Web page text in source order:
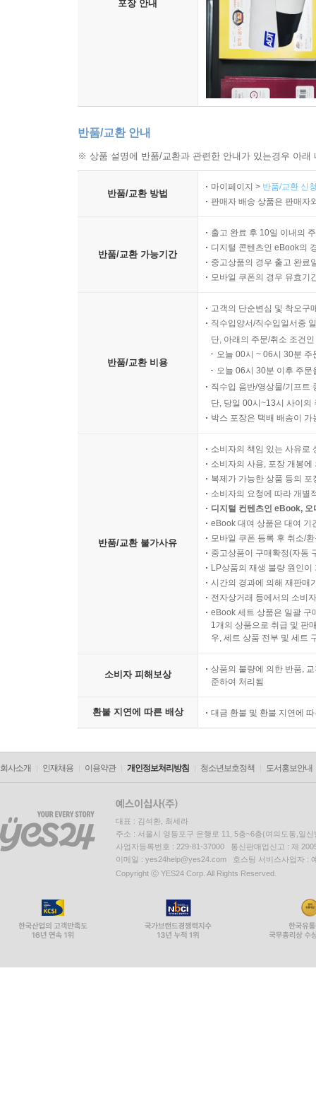
포장 안내
반품/교환 안내
※ 상품 설명에 반품/교환과 관련한 안내가 있는경우 아
반품/교환 방법
마이페이지 > 반품/교환 신
판매자 배송 상품은 판매자
반품/교환 가능기간
출고 완료 후 10일 이내의
디지털 콘텐츠인 eBook의
중고상품의 경우 출고 완료
모바일 쿠폰의 경우 유효기
반품/교환 비용
고객의 단순변심 및 착오구
직수입양서/직수입일서중
단, 아래의 주문/취소 조건
오늘 00시 ~ 06시 30분
오늘 06시 30분 이후 주
직수입 음반/영상물/기프트
단, 당일 00시~13시 사이의
박스 포장은 택배 배송이
반품/교환 불가사유
소비자의 책임 있는 사유로
소비자의 사용, 포장 개봉
복제가 가능한 상품 등의
소비자의 요청에 따라 개별
디지털 컨텐츠인 eBook,
eBook 대여 상품은 대여 기
모바일 쿠폰 등록 후 취소/
중고상품이 구매확정(자동
LP상품의 재생 불량 원인
시간의 경과에 의해 재판매
전자상거래 등에서의 소비
eBook 세트 상품은 일괄 구
1개의 상품으로 취급 및 판
우, 세트 상품 전부 및 세트
소비자 피해보상
상품의 불량에 의한 반품,
준하여 처리됨
환불 지연에 따른 배상 대금 환불 및 환불 지연에
회사소개 인재채용 이용약관 개인정보처리방침 청소년보호정책 도서홍보안내
대표 : 김석환, 최세라
주소 : 서울시 영등포구 은행로 11, 5층~6층(여의도동,일신
사업자등록번호 : 229-81-37000 통신판매업신고 : 제
이메일 : yes24help@yes24.com 호스팅 서비스사업자 :
Copyright ⓒ YES24 Corp. All Rights Reserved.